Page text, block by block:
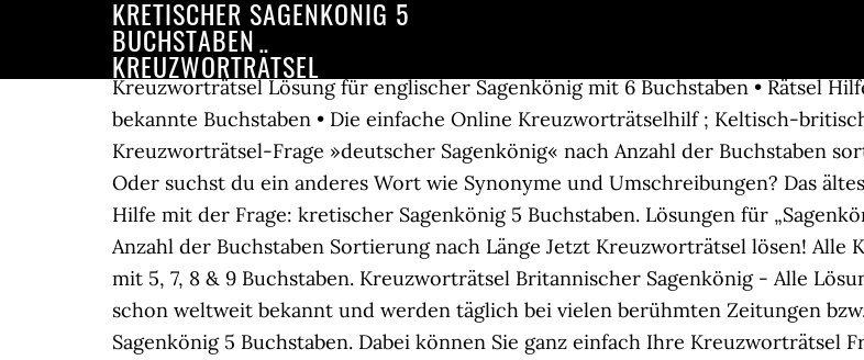
KRETISCHER SAGENKÖNIG 5
BUCHSTABEN
KREUZWORTRÄTSEL
Kreuzworträtsel Lösung für englischer Sagenkönig mit 6 Buchstaben • Rätsel
bekannte Buchstaben • Die einfache Online Kreuzworträtselhilf ; Keltisch-
Kreuzworträtsel-Frage »deutscher Sagenkönig« nach Anzahl der Buchstaben
Oder suchst du ein anderes Wort wie Synonyme und Umschreibungen? Das
Hilfe mit der Frage: kretischer Sagenkönig 5 Buchstaben. Lösungen für
Anzahl der Buchstaben Sortierung nach Länge Jetzt Kreuzworträtsel lösen!
mit 5, 7, 8 & 9 Buchstaben. Kreuzworträtsel Britannischer Sagenkönig - Alle
schon weltweit bekannt und werden täglich bei vielen berühmten Zeitungen
Sagenkönig 5 Buchstaben. Dabei können Sie ganz einfach Ihre Kreuzworträtsel